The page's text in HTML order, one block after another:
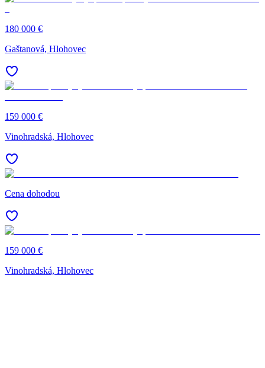
180 000 €
Gaštanová, Hlohovec
159 000 €
Vinohradská, Hlohovec
Cena dohodou
159 000 €
Vinohradská, Hlohovec